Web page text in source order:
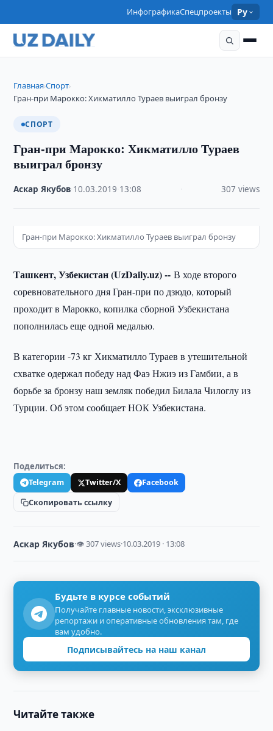
ИнфографикаСпецпроекты Ру
Главная›Спорт›
Гран-при Марокко: Хикматилло Тураев выиграл бронзу
СПОРТ
Гран-при Марокко: Хикматилло Тураев
выиграл бронзу
Аскар Якубов 10.03.2019 13:08 307 views
Гран-при Марокко: Хикматилло Тураев выиграл бронзу
Ташкент, Узбекистан (UzDaily.uz) --В ходе второго
соревновательного дня Гран-при по дзюдо, который
проходит в Марокко, копилка сборной Узбекистана
пополнилась еще одной медалью.
В категории -73 кг Хикматилло Тураев в утешительной
схватке одержал победу над Фаэ Нжиэ из Гамбии, а в
борьбе за бронзу наш земляк победил Билала Чилоглу из
Турции. Об этом сообщает НОК Узбекистана.
Поделиться:
Telegram Twitter/X
Facebook
Скопировать ссылку
Аскар Якубов·👁 307 views·10.03.2019 · 13:08
Будьте в курсе событий
Получайте главные новости, эксклюзивные
репортажи и оперативные обновления там, где
вам удобно.
Подписывайтесь на наш канал
Читайте также